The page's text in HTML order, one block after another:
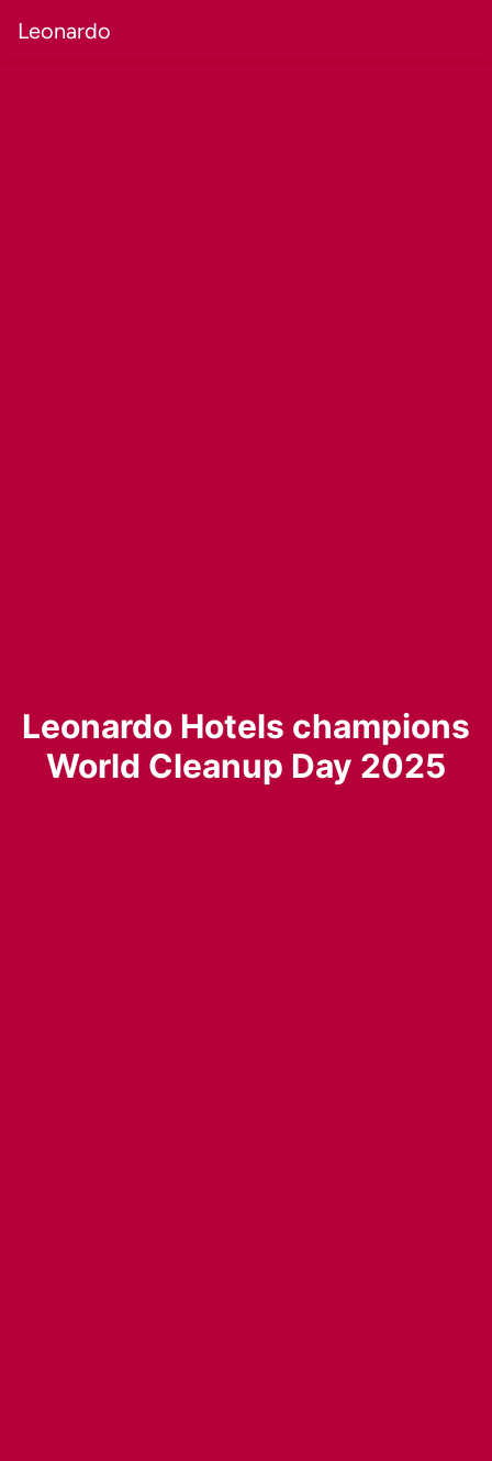
Leonardo
Leonardo Hotels champions
World Cleanup Day 2025